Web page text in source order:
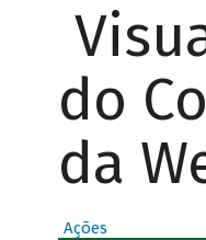
do
da
Ações